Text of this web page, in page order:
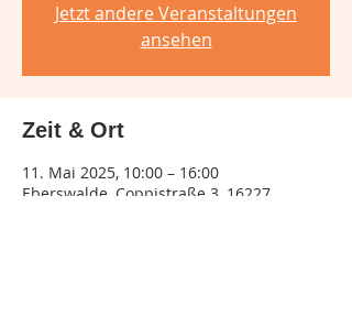
Jetzt andere Veranstaltungen
ansehen
Zeit & Ort
11. Mai 2025, 10:00 – 16:00
Eberswalde, Coppistraße 3, 16227